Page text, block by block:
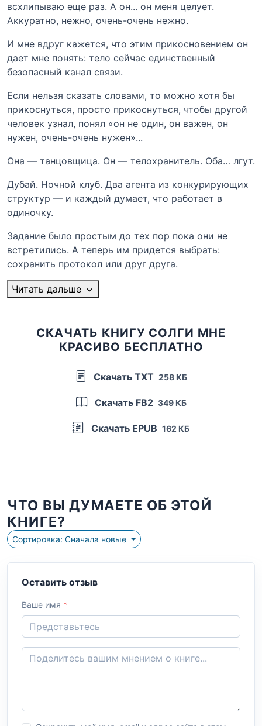
всхлипываю еще раз. А он... он меня целует.
Аккуратно, нежно, очень-очень нежно.
И мне вдруг кажется, что этим прикосновением он
дает мне понять: тело сейчас единственный
безопасный канал связи.
Если нельзя сказать словами, то можно хотя бы
прикоснуться, просто прикоснуться, чтобы другой
человек узнал, понял «он не один, он важен, он
нужен, очень-очень нужен»...
Она — танцовщица. Он — телохранитель. Оба… лгут.
Дубай. Ночной клуб. Два агента из конкурирующих
структур — и каждый думает, что работает в
одиночку.
Задание было простым до тех пор пока они не
встретились. А теперь им придется выбрать:
сохранить протокол или друг друга.
Читать дальше
СКАЧАТЬ КНИГУ СОЛГИ МНЕ
КРАСИВО БЕСПЛАТНО
Скачать TXT 258 КБ
Скачать FB2 349 КБ
Скачать EPUB 162 КБ
ЧТО ВЫ ДУМАЕТЕ ОБ ЭТОЙ
КНИГЕ?
Сортировка: Сначала новые
Оставить отзыв
Ваше имя *